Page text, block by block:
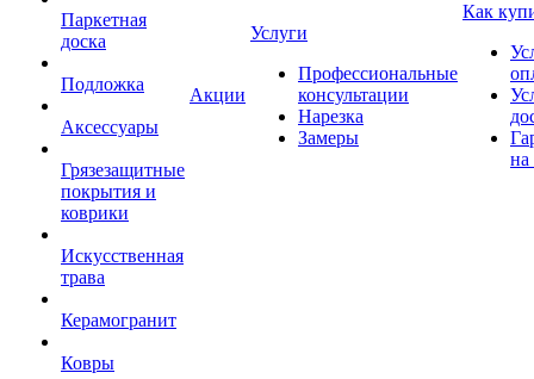
Паркетная
доска
Подложка
Аксессуары
Грязезащитные
покрытия и
коврики
Искусственная
трава
Керамогранит
Ковры
Акции
Услуги
Профессиональные
консультации
Нарезка
Замеры
Как
на